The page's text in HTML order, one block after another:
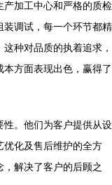
加工中心和严格的质检
调试，每一个环节都精
种对品质的执着追求，
方面表现出色，赢得了
。他们为客户提供从设
优化及售后维护的全方
解决了客户的后顾之